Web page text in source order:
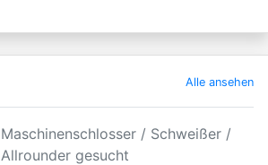
Alle ansehen
Maschinenschlosser / Schweißer /
Allrounder gesucht